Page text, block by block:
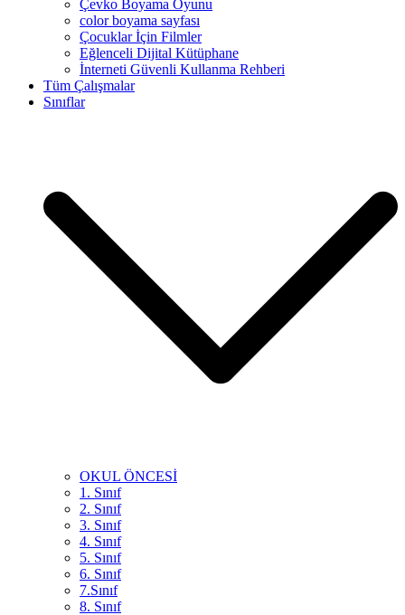
Çevko Boyama Oyunu
color boyama sayfası
Çocuklar İçin Filmler
Eğlenceli Dijital Kütüphane
İnterneti Güvenli Kullanma Rehberi
Tüm Çalışmalar
Sınıflar
OKUL ÖNCESİ
1. Sınıf
2. Sınıf
3. Sınıf
4. Sınıf
5. Sınıf
6. Sınıf
7.Sınıf
8. Sınıf